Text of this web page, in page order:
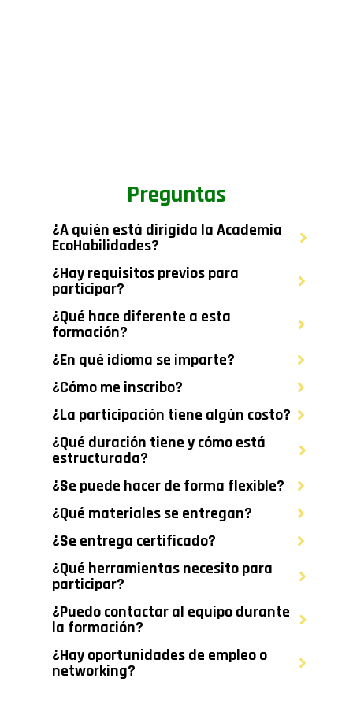
Preguntas
¿A quién está dirigida la Academia
EcoHabilidades?
¿Hay requisitos previos para
participar?
¿Qué hace diferente a esta
formación?
¿En qué idioma se imparte?
¿Cómo me inscribo?
¿La participación tiene algún costo?
¿Qué duración tiene y cómo está
estructurada?
¿Se puede hacer de forma flexible?
¿Qué materiales se entregan?
¿Se entrega certificado?
¿Qué herramientas necesito para
participar?
¿Puedo contactar al equipo durante
la formación?
¿Hay oportunidades de empleo o
networking?